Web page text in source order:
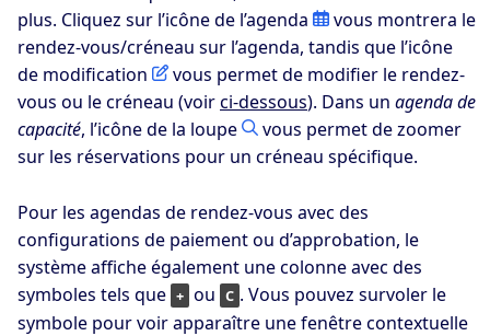
plus. Cliquez sur l’icône de l’agenda
vous montrera le
rendez-vous/créneau sur l’agenda, tandis que l’icône
de modification
vous permet de modifier le rendez-
vous ou le créneau (voirci-dessous). Dans un agenda de
capacité, l’icône de la loupe
vous permet de zoomer
sur les réservations pour un créneau spécifique.
Pour les agendas de rendez-vous avec des
configurations de paiement ou d’approbation, le
système affiche également une colonne avec des
symboles tels que + ou C . Vous pouvez survoler le
symbole pour voir apparaître une fenêtre contextuelle